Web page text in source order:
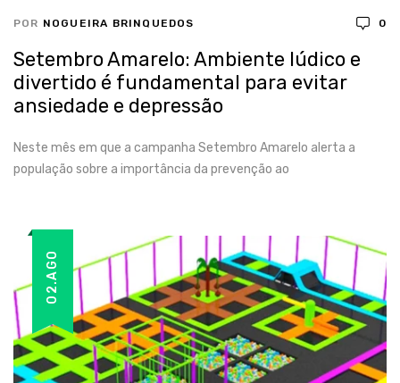
POR NOGUEIRA BRINQUEDOS 0
Setembro Amarelo: Ambiente lúdico e
divertido é fundamental para evitar
ansiedade e depressão
Neste mês em que a campanha Setembro Amarelo alerta a
população sobre a importância da prevenção ao
02.AGO